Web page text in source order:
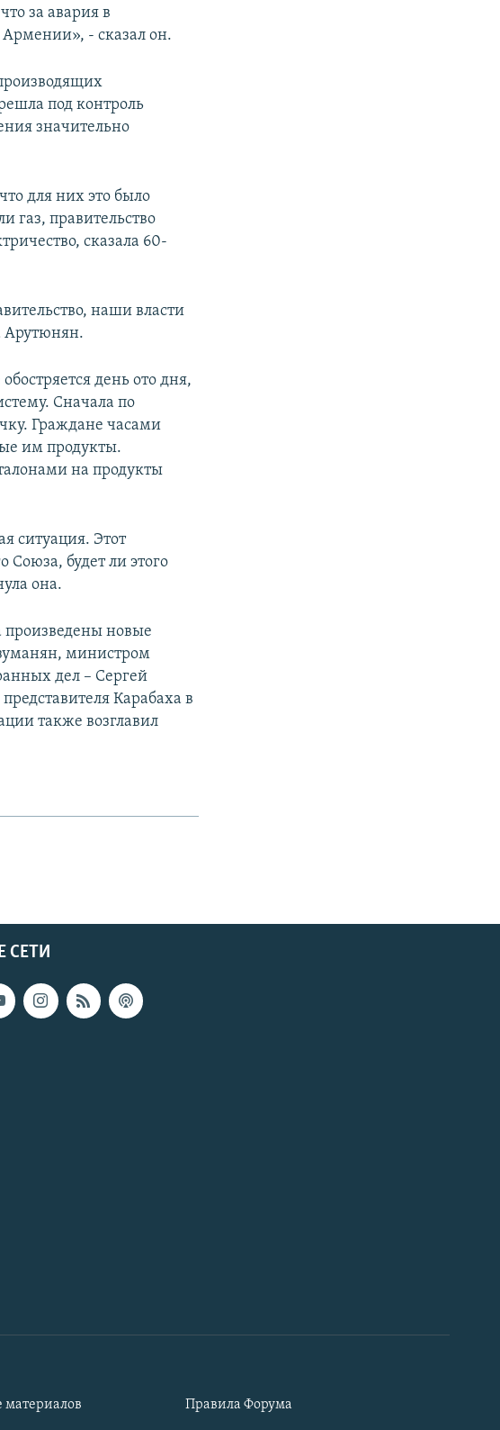
за авария в
Армении», - сказал он.
под контроль
значительно
для них это было
правительство
сказала 60-
наши власти
Арутюнян.
день ото дня,
Сначала по
Граждане часами
им продукты.
на продукты
ситуация. Этот
Союза, будет ли этого
она.
произведены новые
министром
дел – Сергей
Карабаха в
также возглавил
СЕТИ
материалов Правила Форума